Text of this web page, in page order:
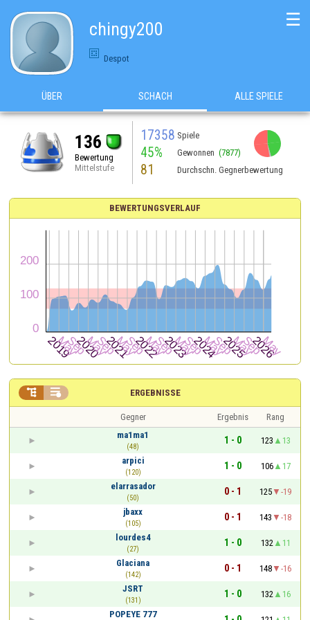
chingy200
Despot
☰
ÜBER SCHACH ALLE SPIELE
136
Bewertung
Mittelstufe
17358 Spiele
45% Gewonnen (7877)
81 Durchschn. Gegnerbewertung
BEWERTUNGSVERLAUF
ERGEBNISSE
 
Gegner Ergebnis
Rang
ma1ma1
(48)
1 - 0 123
13
arpici
(120)
1 - 0 106
17
elarrasador
(50)
0 - 1 125
-19
jbaxx
(105)
0 - 1 143
-18
lourdes4
(27)
1 - 0 132
11
Glaciana
(142)
0 - 1 148
-16
JSRT
(131)
1 - 0 132
16
POPEYE 777